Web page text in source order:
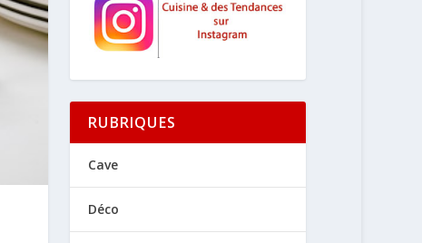
RUBRIQUES
Cave
Déco